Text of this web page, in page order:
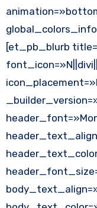
[et_pb_blurb